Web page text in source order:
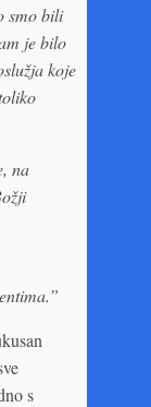
smo bili
je bilo
koje
na
s